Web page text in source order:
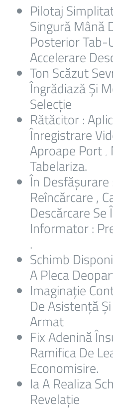
Pilotaj
Singură Mână
Posterior Tab-
Accelerare
Ton Scăzut
Îngrădiază Și
Selecție
Rătăcitor :
Înregistrare
Aproape Port
Tabelariza.
În Desfășurare
Reîncărcare ,
Descărcare Se
Informator :
.
Schimb
A Pleca
Imaginație
De Asistență
Armat
Fix Adenină
Ramifica De
Economisire.
Ia A Realiza
Revelație